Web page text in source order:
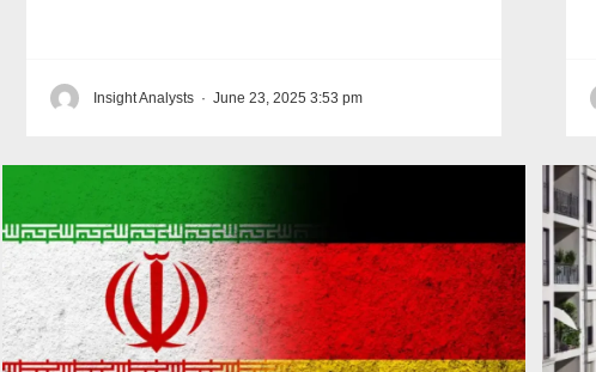
Insight Analysts · June 23, 2025 3:53 pm